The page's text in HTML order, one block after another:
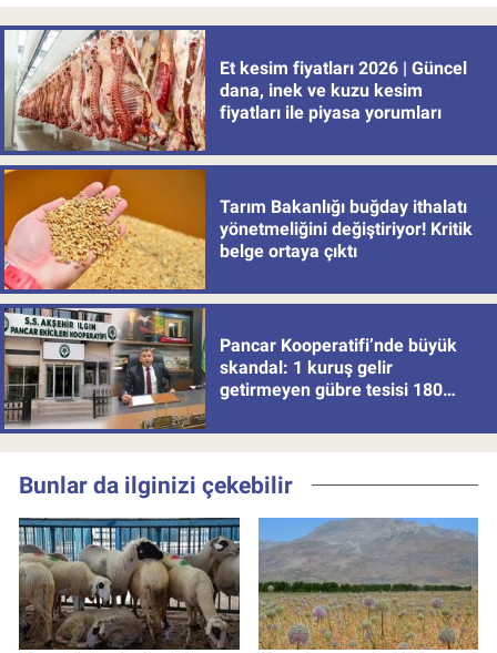
Et kesim fiyatları 2026 | Güncel
dana, inek ve kuzu kesim
fiyatları ile piyasa yorumları
Tarım Bakanlığı buğday ithalatı
yönetmeliğini değiştiriyor! Kritik
belge ortaya çıktı
Pancar Kooperatifi’nde büyük
skandal: 1 kuruş gelir
getirmeyen gübre tesisi 180
Bunlar da ilginizi çekebilir